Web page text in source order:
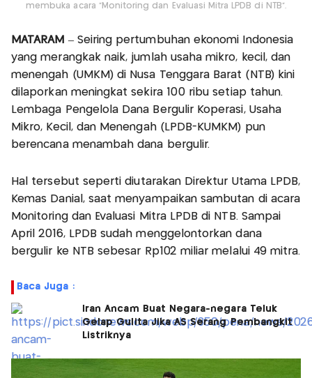
membuka acara "Monitoring dan Evaluasi Mitra LPDB di NTB".
MATARAM – Seiring pertumbuhan ekonomi Indonesia
yang merangkak naik, jumlah usaha mikro, kecil, dan
menengah (UMKM) di Nusa Tenggara Barat (NTB) kini
dilaporkan meningkat sekira 100 ribu setiap tahun.
Lembaga Pengelola Dana Bergulir Koperasi, Usaha
Mikro, Kecil, dan Menengah (LPDB-KUMKM) pun
berencana menambah dana bergulir.
Hal tersebut seperti diutarakan Direktur Utama LPDB,
Kemas Danial, saat menyampaikan sambutan di acara
Monitoring dan Evaluasi Mitra LPDB di NTB. Sampai
April 2016, LPDB sudah menggelontorkan dana
bergulir ke NTB sebesar Rp102 miliar melalui 49 mitra.
Baca Juga :
Iran Ancam Buat Negara-negara Teluk
Gelap Gulita Jika AS Serang Pembangkit
Listriknya